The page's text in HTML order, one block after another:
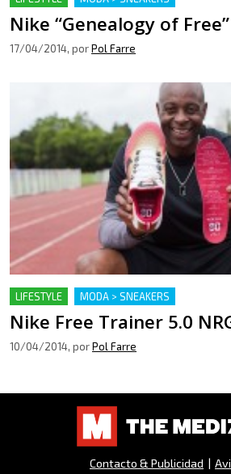
Nike “Genealogy of
17/04/2014, porPol Farre
LIFESTYLE MODA > SNEAKERS
Nike Free Trainer 5.0
10/04/2014, porPol Farre
Contacto & Publicidad |